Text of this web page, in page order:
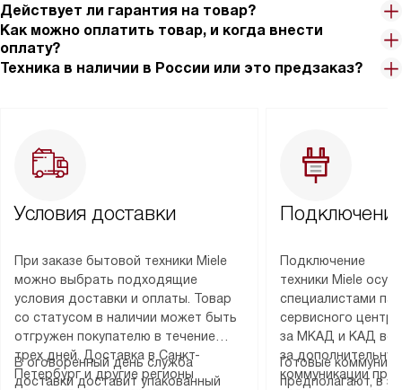
Действует ли гарантия на товар?
Как можно оплатить товар, и когда внести
оплату?
Техника в наличии в России или это предзаказ?
Условия доставки
При заказе бытовой техники Miele
можно выбрать подходящие
условия доставки и оплаты. Товар
со статусом в наличии может быть
отгружен покупателю в течение
трех дней. Доставка в Санкт-
Петербург и другие регионы
В оговоренный день служба
доставки доставит упакованный
Подключение
техники Miele
специалистами
сервисного
за МКАД и КАД
за
коммуникации
Готовые
предполагают, в